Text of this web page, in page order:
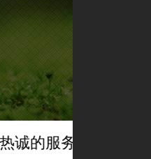
的服务来回馈我们